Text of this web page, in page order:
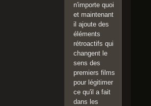
n'importe quoi
et maintenant
il ajoute des
éléments
rétroactifs qui
changent le
sens des
premiers films
pour légitimer
ce qu'il a fait
dans les